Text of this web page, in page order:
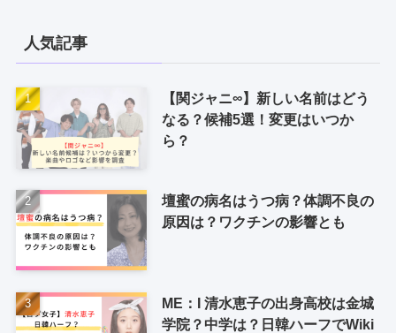
人気記事
【関ジャニ∞】新しい名前はどう
なる？候補5選！変更はいつか
ら？
壇蜜の病名はうつ病？体調不良の
原因は？ワクチンの影響とも
ME：I 清水恵子の出身高校は金城
学院？中学は？日韓ハーフでWiki